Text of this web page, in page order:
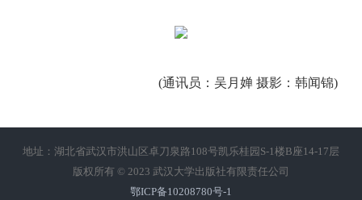
(通讯员：吴月婵 摄影：韩闻锦)
地址：湖北省武汉市洪山区卓刀泉路108号凯乐桂园S-1楼B座14-17层
版权所有 © 2023 武汉大学出版社有限责任公司
鄂ICP备10208780号-1